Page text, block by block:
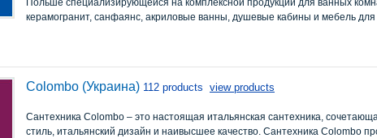
Польше специализирующейся на комплексной продукции для ванных
керамогранит, санфаянс, акриловые ванны, душевые кабины и мебель для
Colombo (Украина) 112 products view products
Сантехника Colombo – это настоящая итальянская сантехника,
стиль, итальянский дизайн и наивысшее качество. Сантехника Colombo